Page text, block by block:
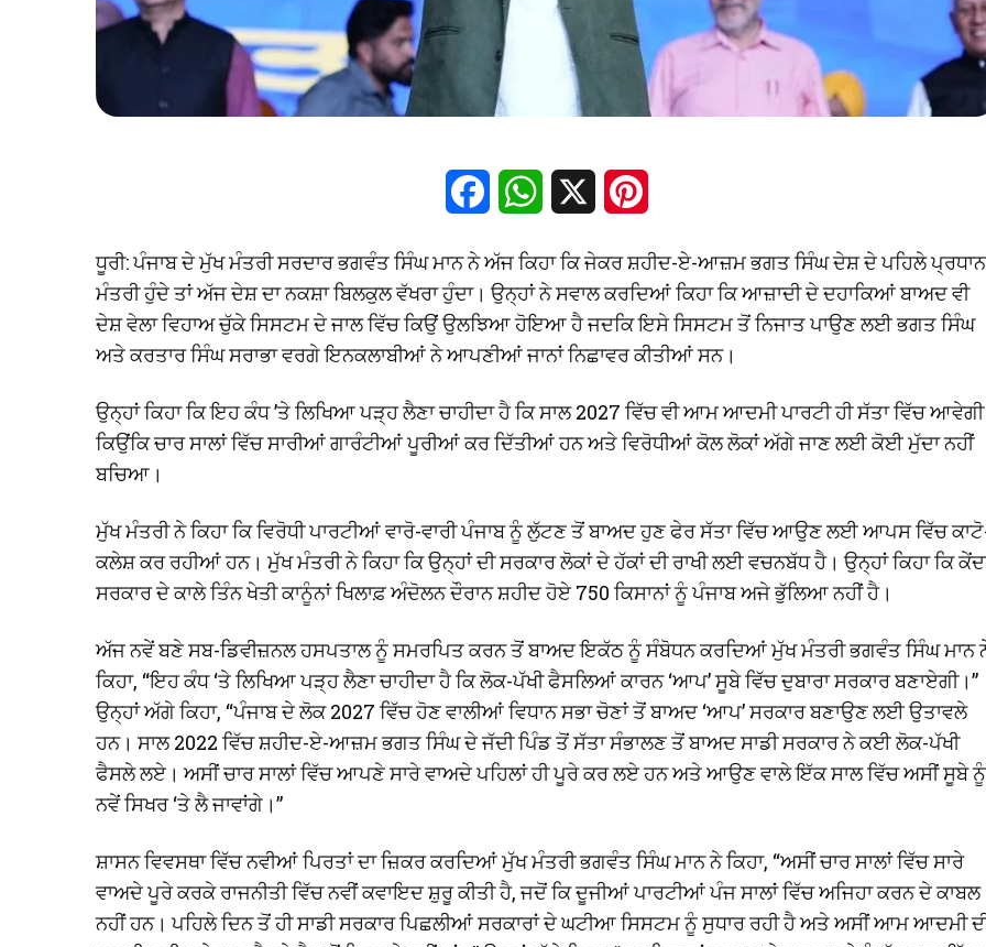
FacebookWhatsApp
ਧੂਰੀ: ਪੰਜਾਬ ਦੇ ਮੁੱਖ ਮੰਤਰੀ ਸਰਦਾਰ ਭਗਵੰਤ ਸਿੰਘ ਮਾਨ ਨੇ ਅੱਜ ਕਿਹਾ ਕਿ ਜੇਕਰ ਸ਼ਹੀਦ-ਏ-ਆਜ਼ਮ ਭਗਤ ਸਿੰਘ ਦੇਸ਼ ਦੇ ਪਹਿਲੇ ਪ੍ਰਧਾਨ
ਮੰਤਰੀ ਹੁੰਦੇ ਤਾਂ ਅੱਜ ਦੇਸ਼ ਦਾ ਨਕਸ਼ਾ ਬਿਲਕੁਲ ਵੱਖਰਾ ਹੁੰਦਾ। ਉਨ੍ਹਾਂ ਨੇ ਸਵਾਲ ਕਰਦਿਆਂ ਕਿਹਾ ਕਿ ਆਜ਼ਾਦੀ ਦੇ ਦਹਾਕਿਆਂ ਬਾਅਦ ਵੀ
ਦੇਸ਼ ਵੇਲਾ ਵਿਹਾਅ ਚੁੱਕੇ ਸਿਸਟਮ ਦੇ ਜਾਲ ਵਿੱਚ ਕਿਉਂ ਉਲਝਿਆ ਹੋਇਆ ਹੈ ਜਦਕਿ ਇਸੇ ਸਿਸਟਮ ਤੋਂ ਨਿਜਾਤ ਪਾਉਣ ਲਈ ਭਗਤ ਸਿੰਘ
ਅਤੇ ਕਰਤਾਰ ਸਿੰਘ ਸਰਾਭਾ ਵਰਗੇ ਇਨਕਲਾਬੀਆਂ ਨੇ ਆਪਣੀਆਂ ਜਾਨਾਂ ਨਿਛਾਵਰ ਕੀਤੀਆਂ ਸਨ।
ਉਨ੍ਹਾਂ ਕਿਹਾ ਕਿ ਇਹ ਕੰਧ ’ਤੇ ਲਿਖਿਆ ਪੜ੍ਹ ਲੈਣਾ ਚਾਹੀਦਾ ਹੈ ਕਿ ਸਾਲ 2027 ਵਿੱਚ ਵੀ ਆਮ ਆਦਮੀ ਪਾਰਟੀ ਹੀ ਸੱਤਾ ਵਿੱਚ ਆਵੇਗੀ
ਕਿਉਂਕਿ ਚਾਰ ਸਾਲਾਂ ਵਿੱਚ ਸਾਰੀਆਂ ਗਾਰੰਟੀਆਂ ਪੂਰੀਆਂ ਕਰ ਦਿੱਤੀਆਂ ਹਨ ਅਤੇ ਵਿਰੋਧੀਆਂ ਕੋਲ ਲੋਕਾਂ ਅੱਗੇ ਜਾਣ ਲਈ ਕੋਈ ਮੁੱਦਾ ਨਹੀਂ
ਬਚਿਆ।
ਮੁੱਖ ਮੰਤਰੀ ਨੇ ਕਿਹਾ ਕਿ ਵਿਰੋਧੀ ਪਾਰਟੀਆਂ ਵਾਰੋ-ਵਾਰੀ ਪੰਜਾਬ ਨੂੰ ਲੁੱਟਣ ਤੋਂ ਬਾਅਦ ਹੁਣ ਫੇਰ ਸੱਤਾ ਵਿੱਚ ਆਉਣ ਲਈ ਆਪਸ ਵਿੱਚ
ਕਲੇਸ਼ ਕਰ ਰਹੀਆਂ ਹਨ। ਮੁੱਖ ਮੰਤਰੀ ਨੇ ਕਿਹਾ ਕਿ ਉਨ੍ਹਾਂ ਦੀ ਸਰਕਾਰ ਲੋਕਾਂ ਦੇ ਹੱਕਾਂ ਦੀ ਰਾਖੀ ਲਈ ਵਚਨਬੱਧ ਹੈ। ਉਨ੍ਹਾਂ ਕਿਹਾ ਕਿ
ਸਰਕਾਰ ਦੇ ਕਾਲੇ ਤਿੰਨ ਖੇਤੀ ਕਾਨੂੰਨਾਂ ਖਿਲਾਫ਼ ਅੰਦੋਲਨ ਦੌਰਾਨ ਸ਼ਹੀਦ ਹੋਏ 750 ਕਿਸਾਨਾਂ ਨੂੰ ਪੰਜਾਬ ਅਜੇ ਭੁੱਲਿਆ ਨਹੀਂ ਹੈ।
ਅੱਜ ਨਵੇਂ ਬਣੇ ਸਬ-ਡਿਵੀਜ਼ਨਲ ਹਸਪਤਾਲ ਨੂੰ ਸਮਰਪਿਤ ਕਰਨ ਤੋਂ ਬਾਅਦ ਇਕੱਠ ਨੂੰ ਸੰਬੋਧਨ ਕਰਦਿਆਂ ਮੁੱਖ ਮੰਤਰੀ ਭਗਵੰਤ ਸਿੰਘ ਮਾਨ
ਕਿਹਾ, “ਇਹ ਕੰਧ ‘ਤੇ ਲਿਖਿਆ ਪੜ੍ਹ ਲੈਣਾ ਚਾਹੀਦਾ ਹੈ ਕਿ ਲੋਕ-ਪੱਖੀ ਫੈਸਲਿਆਂ ਕਾਰਨ ‘ਆਪ’ ਸੂਬੇ ਵਿੱਚ ਦੁਬਾਰਾ ਸਰਕਾਰ ਬਣਾਏਗੀ।”
ਉਨ੍ਹਾਂ ਅੱਗੇ ਕਿਹਾ, “ਪੰਜਾਬ ਦੇ ਲੋਕ 2027 ਵਿੱਚ ਹੋਣ ਵਾਲੀਆਂ ਵਿਧਾਨ ਸਭਾ ਚੋਣਾਂ ਤੋਂ ਬਾਅਦ ‘ਆਪ’ ਸਰਕਾਰ ਬਣਾਉਣ ਲਈ ਉਤਾਵਲੇ
ਹਨ। ਸਾਲ 2022 ਵਿੱਚ ਸ਼ਹੀਦ-ਏ-ਆਜ਼ਮ ਭਗਤ ਸਿੰਘ ਦੇ ਜੱਦੀ ਪਿੰਡ ਤੋਂ ਸੱਤਾ ਸੰਭਾਲਣ ਤੋਂ ਬਾਅਦ ਸਾਡੀ ਸਰਕਾਰ ਨੇ ਕਈ ਲੋਕ-ਪੱਖੀ
ਫੈਸਲੇ ਲਏ। ਅਸੀਂ ਚਾਰ ਸਾਲਾਂ ਵਿੱਚ ਆਪਣੇ ਸਾਰੇ ਵਾਅਦੇ ਪਹਿਲਾਂ ਹੀ ਪੂਰੇ ਕਰ ਲਏ ਹਨ ਅਤੇ ਆਉਣ ਵਾਲੇ ਇੱਕ ਸਾਲ ਵਿੱਚ ਅਸੀਂ ਸੂਬੇ ਨੂੰ
ਨਵੇਂ ਸਿਖਰ ‘ਤੇ ਲੈ ਜਾਵਾਂਗੇ।”
ਸ਼ਾਸਨ ਵਿਵਸਥਾ ਵਿੱਚ ਨਵੀਆਂ ਪਿਰਤਾਂ ਦਾ ਜ਼ਿਕਰ ਕਰਦਿਆਂ ਮੁੱਖ ਮੰਤਰੀ ਭਗਵੰਤ ਸਿੰਘ ਮਾਨ ਨੇ ਕਿਹਾ, “ਅਸੀਂ ਚਾਰ ਸਾਲਾਂ ਵਿੱਚ ਸਾਰੇ
ਵਾਅਦੇ ਪੂਰੇ ਕਰਕੇ ਰਾਜਨੀਤੀ ਵਿੱਚ ਨਵੀਂ ਕਵਾਇਦ ਸ਼ੁਰੂ ਕੀਤੀ ਹੈ, ਜਦੋਂ ਕਿ ਦੂਜੀਆਂ ਪਾਰਟੀਆਂ ਪੰਜ ਸਾਲਾਂ ਵਿੱਚ ਅਜਿਹਾ ਕਰਨ ਦੇ ਕਾਬਲ
ਨਹੀਂ ਹਨ। ਪਹਿਲੇ ਦਿਨ ਤੋਂ ਹੀ ਸਾਡੀ ਸਰਕਾਰ ਪਿਛਲੀਆਂ ਸਰਕਾਰਾਂ ਦੇ ਘਟੀਆ ਸਿਸਟਮ ਨੂੰ ਸੁਧਾਰ ਰਹੀ ਹੈ ਅਤੇ ਅਸੀਂ ਆਮ ਆਦਮੀ